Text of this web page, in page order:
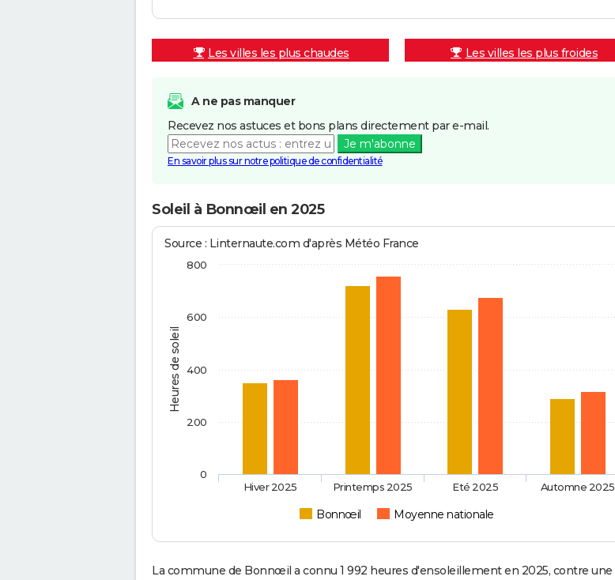
Les villes les plus chaudes Les villes les plus froides
A ne pas manquer
Recevez nos astuces et bons plans directement par e-mail.
Je m'abonne
En savoir plus sur notre politique de confidentialité
Soleil à Bonnœil en 2025
Heures de soleil
Source : Linternaute.com d'après Météo France
Bonnœil Moyenne nationale
Hiver 2025 Printemps 2025 Eté 2025 Automne 2025
0
200
400
600
800
La commune de Bonnœil a connu 1 992 heures d'ensoleillement en 2025, contre une